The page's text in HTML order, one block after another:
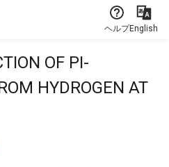
ヘルプEnglish
OF PI-
HYDROGEN AT